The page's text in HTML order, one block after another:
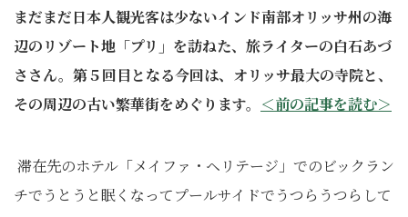
まだまだ日本人観光客は少ないインド南部オリッサ州の海
辺のリゾート地「プリ」を訪ねた、旅ライターの白石あづ
ささん。第５回目となる今回は、オリッサ最大の寺院と、
その周辺の古い繁華街をめぐります。 ＜前の記事を読む＞
滞在先のホテル「メイファ・ヘリテージ」でのビックラン
チでうとうと眠くなってプールサイドでうつらうつらして